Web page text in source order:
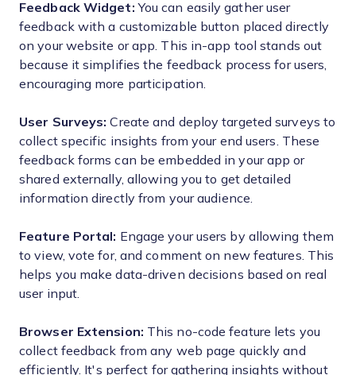
Feedback Widget:You can easily gather user
feedback with a customizable button placed directly
on your website or app. This in-app tool stands out
because it simplifies the feedback process for users,
encouraging more participation.
User Surveys:Create and deploy targeted surveys to
collect specific insights from your end users. These
feedback forms can be embedded in your app or
shared externally, allowing you to get detailed
information directly from your audience.
Feature Portal: Engage your users by allowing them
to view, vote for, and comment on new features. This
helps you make data-driven decisions based on real
user input.
Browser Extension: This no-code feature lets you
collect feedback from any web page quickly and
efficiently. It's perfect for gathering insights without